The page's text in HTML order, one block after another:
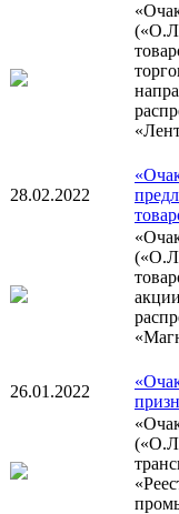
28.02.2022
26.01.2022